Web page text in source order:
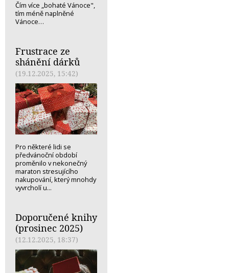
Čím více „bohaté Vánoce",
tím méně naplněné
Vánoce…
Frustrace ze
shánění dárků
(19.12.2025, 15:42)
Pro některé lidi se
předvánoční období
proměnilo v nekonečný
maraton stresujícího
nakupování, který mnohdy
vyvrcholí u...
Doporučené knihy
(prosinec 2025)
(12.12.2025, 18:37)